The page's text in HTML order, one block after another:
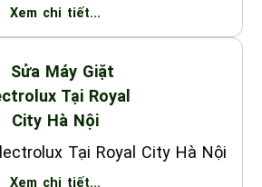
Xem chi tiết...
Tại Royal City Hà Nội
Xem chi tiết...